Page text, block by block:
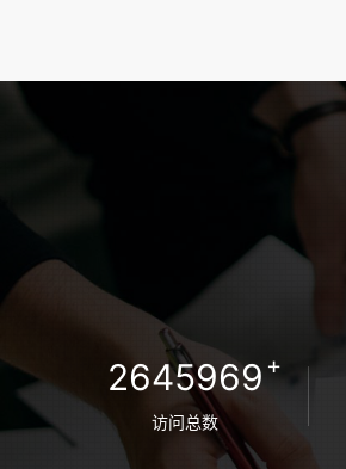
2645969 +
访问总数